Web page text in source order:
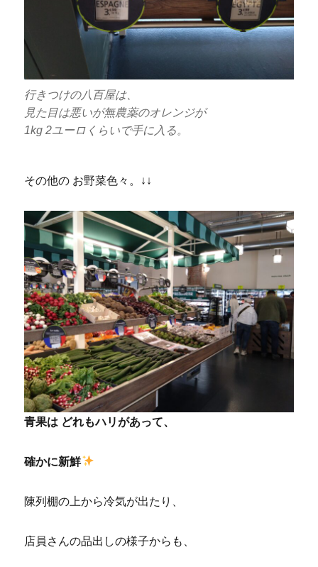
行きつけの八百屋は、
見た目は悪いが無農薬のオレンジが
1kg 2ユーロくらいで手に入る。
その他の お野菜色々。↓↓
青果は どれもハリがあって、
確かに新鮮
陳列棚の上から冷気が出たり、
店員さんの品出しの様子からも、